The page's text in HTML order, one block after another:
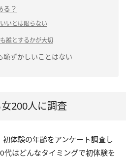
る？
いとは限らない
誰とするかが大切
恥ずかしいことはない
200人に調査
体験の年齢をアンケート調査し
代はどんなタイミングで初体験を